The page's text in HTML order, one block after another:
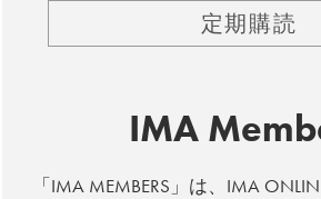
定期購読
IMA
「IMA MEMBERS」は、IMA